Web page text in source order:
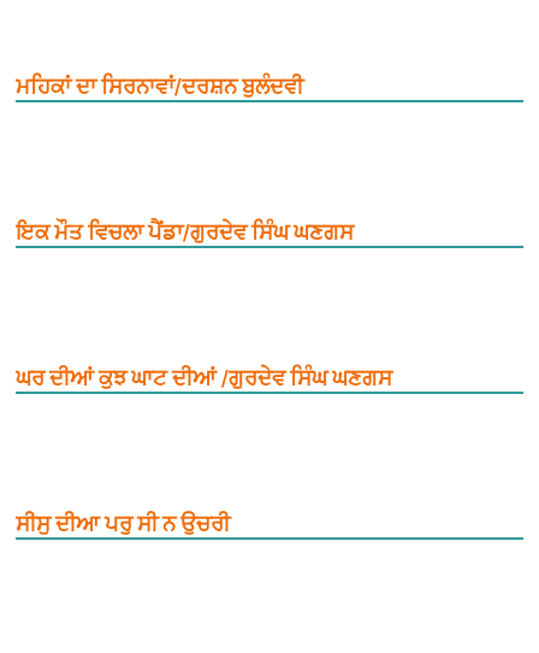
ਮਹਿਕਾਂ ਦਾ ਸਿਰਨਾਵਾਂ/ਦਰਸ਼ਨ ਬੁਲੰਦਵੀ
ਇਕ ਮੌਤ ਵਿਚਲਾ ਪੈਂਡਾ/ਗੁਰਦੇਵ ਸਿੰਘ ਘਣਗਸ
ਘਰ ਦੀਆਂ ਕੁਝ ਘਾਟ ਦੀਆਂ /ਗੁਰਦੇਵ ਸਿੰਘ ਘਣਗਸ
ਸੀਸੁ ਦੀਆ ਪਰੁ ਸੀ ਨ ਉਚਰੀ